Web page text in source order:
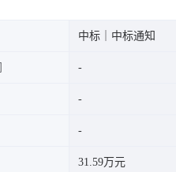
中标｜中标通知
31.59万元